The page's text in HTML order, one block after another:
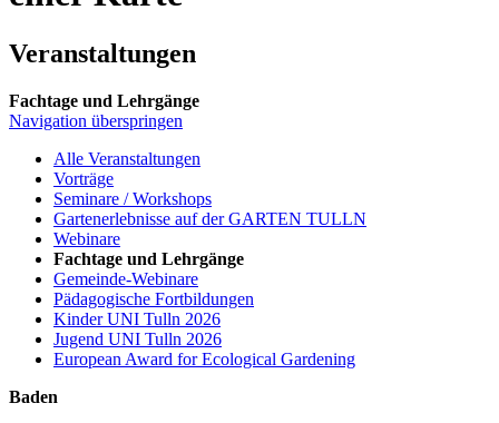
Veranstaltungen
Fachtage und Lehrgänge
Navigation überspringen
Alle Veranstaltungen
Vorträge
Seminare / Workshops
Gartenerlebnisse auf der GARTEN TULLN
Webinare
Fachtage und Lehrgänge
Gemeinde-Webinare
Pädagogische Fortbildungen
Kinder UNI Tulln 2026
Jugend UNI Tulln 2026
European Award for Ecological Gardening
Baden